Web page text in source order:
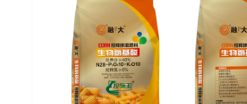
аминқышқылдары
Қосымша көру >>